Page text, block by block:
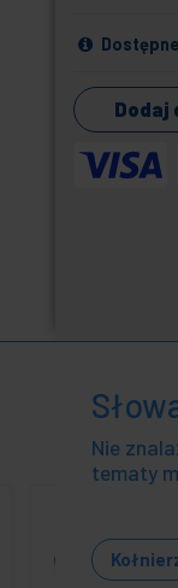
Dostępne
Dodaj
Nie
tematy